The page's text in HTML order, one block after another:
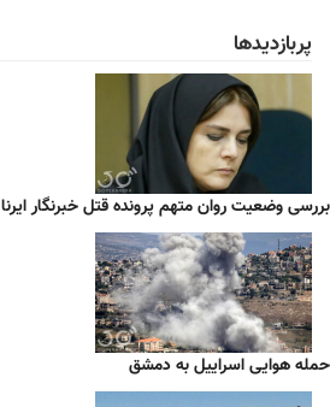
پربازدیدها
بررسی وضعیت روان متهم پرونده قتل خبرنگار ایرنا
حمله هوایی اسراییل به دمشق